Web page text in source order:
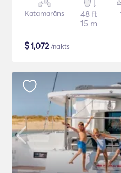
Katamarāns
48 ft
15 m
$1,072/nakts